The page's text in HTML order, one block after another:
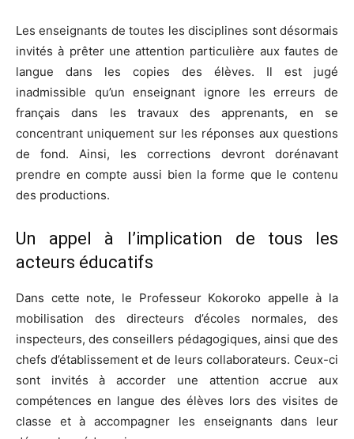
Les enseignants de toutes les disciplines sont désormais
invités à prêter une attention particulière aux fautes de
langue dans les copies des élèves. Il est jugé
inadmissible qu’un enseignant ignore les erreurs de
français dans les travaux des apprenants, en se
concentrant uniquement sur les réponses aux questions
de fond. Ainsi, les corrections devront dorénavant
prendre en compte aussi bien la forme que le contenu
des productions.
Un appel à l’implication de tous les
acteurs éducatifs
Dans cette note, le Professeur Kokoroko appelle à la
mobilisation des directeurs d’écoles normales, des
inspecteurs, des conseillers pédagogiques, ainsi que des
chefs d’établissement et de leurs collaborateurs. Ceux-ci
sont invités à accorder une attention accrue aux
compétences en langue des élèves lors des visites de
classe et à accompagner les enseignants dans leur